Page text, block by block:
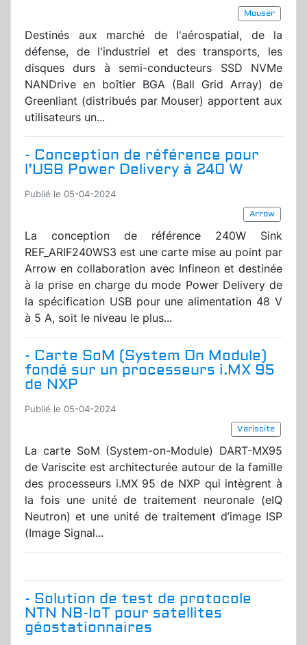
Mouser
Destinés aux marché de l'aérospatial, de la
défense, de l'industriel et des transports, les
disques durs à semi-conducteurs SSD NVMe
NANDrive en boîtier BGA (Ball Grid Array) de
Greenliant (distribués par Mouser) apportent aux
utilisateurs un...
- Conception de référence pour
l’USB Power Delivery à 240 W
Publié le 05-04-2024
Arrow
La conception de référence 240W Sink
REF_ARIF240WS3 est une carte mise au point par
Arrow en collaboration avec Infineon et destinée
à la prise en charge du mode Power Delivery de
la spécification USB pour une alimentation 48 V
à 5 A, soit le niveau le plus...
- Carte SoM (System On Module)
fondé sur un processeurs i.MX 95
de NXP
Publié le 05-04-2024
Variscite
La carte SoM (System-on-Module) DART-MX95
de Variscite est architecturée autour de la famille
des processeurs i.MX 95 de NXP qui intègrent à
la fois une unité de traitement neuronale (eIQ
Neutron) et une unité de traitement d’image ISP
(Image Signal...
- Solution de test de protocole
NTN NB-IoT pour satellites
géostationnaires